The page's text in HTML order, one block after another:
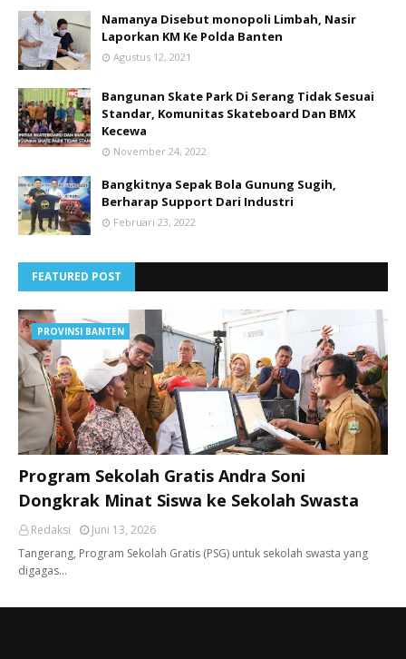
Namanya Disebut monopoli Limbah, Nasir
Laporkan KM Ke Polda Banten
Agustus 12, 2021
Bangunan Skate Park Di Serang Tidak Sesuai
Standar, Komunitas Skateboard Dan BMX
Kecewa
November 24, 2022
Bangkitnya Sepak Bola Gunung Sugih,
Berharap Support Dari Industri
Februari 23, 2022
FEATURED POST
PROVINSI BANTEN
Program Sekolah Gratis Andra Soni
Dongkrak Minat Siswa ke Sekolah Swasta
Redaksi
Juni 13, 2026
Tangerang, ​Program Sekolah Gratis (PSG) untuk sekolah swasta yang
digagas…